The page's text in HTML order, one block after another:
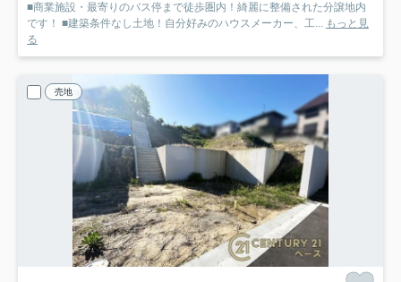
■商業施設・最寄りのバス停まで徒歩圏内！綺麗に整備された分譲地内
です！ ■建築条件なし土地！自分好みのハウスメーカー、工... もっと見
る
売地